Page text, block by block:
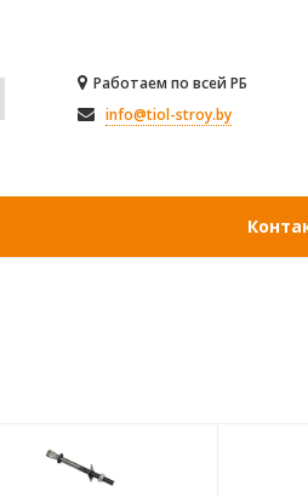
Работаем по всей РБ
info@tiol-stroy.by